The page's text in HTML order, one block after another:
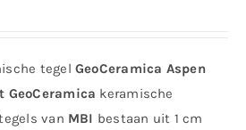
tegel GeoCeramica Aspen
GeoCeramica keramische
van MBI bestaan uit 1 cm